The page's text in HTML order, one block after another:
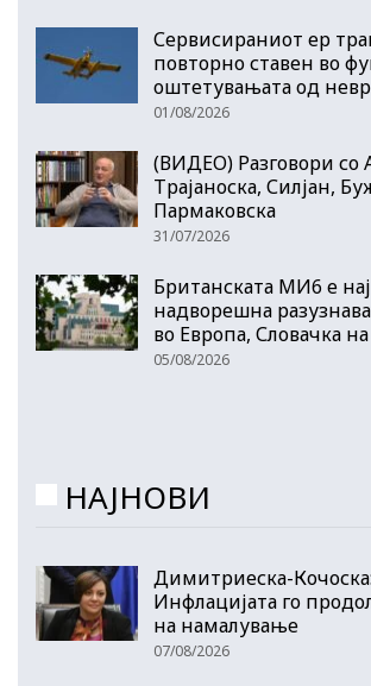
Сервисираниот ер
повторно ставен во
оштетувањата од
01/08/2026
(ВИДЕО) Разговори со
Трајаноска, Силјан,
Пармаковска
31/07/2026
Британската МИ6 е
надворешна
во Европа, Словачка
05/08/2026
НАЈНОВИ
Димитриеска-Кочоска:
Инфлацијата го
на намалување
07/08/2026